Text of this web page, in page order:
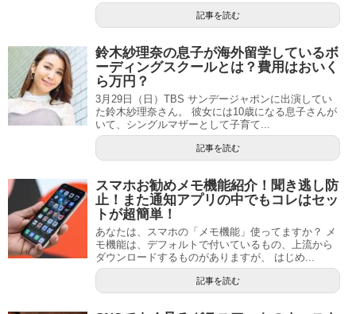
記事を読む
鈴木紗理奈の息子が海外留学しているボ
ーディングスクールとは？費用はおいく
ら万円？
3月29日（日）TBS サンデージャポンに出演してい
た鈴木紗理奈さん。 彼女には10歳になる息子さんが
いて、シングルマザーとして子育て...
記事を読む
スマホお勧めメモ機能紹介！聞き逃し防
止！また通知アプリの中でもコレはセッ
トが超簡単！
あなたは、スマホの「メモ機能」使ってますか？ メ
モ機能は、デフォルトで付いているもの、上流から
ダウンロードするものがありますが、 はじめ...
記事を読む